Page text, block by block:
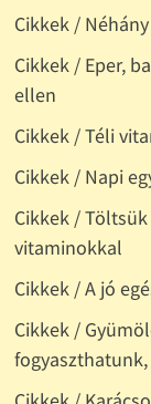
Cikkek /
Cikkek / Eper,
ellen
Cikkek / Téli
Cikkek / Napi
Cikkek /
vitaminokkal
Cikkek / A jó
Cikkek /